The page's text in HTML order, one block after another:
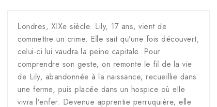
Londres, XIXe siècle. Lily, 17 ans, vient de
commettre un crime. Elle sait qu’une fois découvert,
celui-ci lui vaudra la peine capitale. Pour
comprendre son geste, on remonte le fil de la vie
de Lily, abandonnée à la naissance, recueillie dans
une ferme, puis placée dans un hospice où elle
vivra l’enfer. Devenue apprentie perruquière, elle